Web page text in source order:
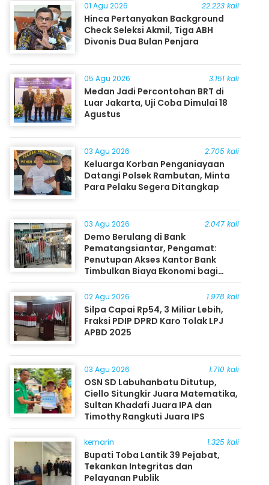
01 Agu 2026 22.223 kali
Hinca Pertanyakan Background
Check Seleksi Akmil, Tiga ABH
Divonis Dua Bulan Penjara
05 Agu 2026 3.151 kali
Medan Jadi Percontohan BRT di
Luar Jakarta, Uji Coba Dimulai 18
Agustus
03 Agu 2026 2.705 kali
Keluarga Korban Penganiayaan
Datangi Polsek Rambutan, Minta
Para Pelaku Segera Ditangkap
03 Agu 2026 2.047 kali
Demo Berulang di Bank
Pematangsiantar, Pengamat:
Penutupan Akses Kantor Bank
Timbulkan Biaya Ekonomi bagi
Masyarakat
02 Agu 2026 1.978 kali
Silpa Capai Rp54, 3 Miliar Lebih,
Fraksi PDIP DPRD Karo Tolak LPJ
APBD 2025
03 Agu 2026 1.710 kali
OSN SD Labuhanbatu Ditutup,
Ciello Situngkir Juara Matematika,
Sultan Khadafi Juara IPA dan
Timothy Rangkuti Juara IPS
kemarin 1.325 kali
Bupati Toba Lantik 39 Pejabat,
Tekankan Integritas dan
Pelayanan Publik